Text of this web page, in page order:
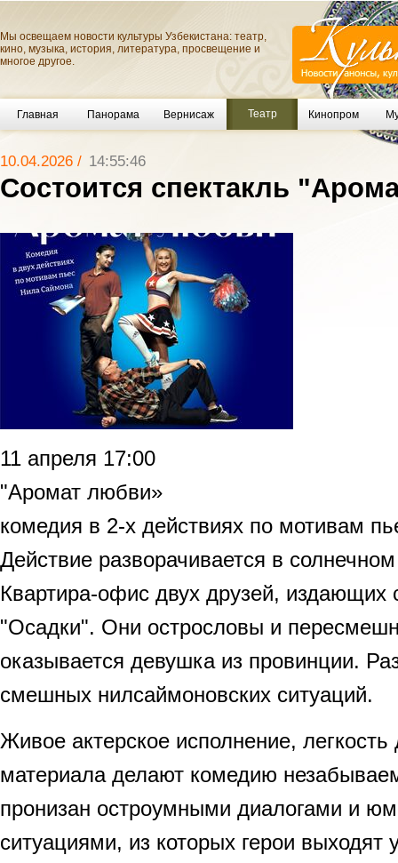
Мы освещаем новости культуры Узбекистана: театр,
кино, музыка, история, литература, просвещение и
многое другое.
Главная Панорама Вернисаж Театр Кинопром
10.04.2026 / 14:55:46
Состоится спектакль
11 апреля 17:00
"Аромат любви»
комедия в 2-х действиях по мотивам
Действие разворачивается в
Квартира-офис двух друзей, издающих
"Осадки". Они острословы и
оказывается девушка из провинции.
смешных нилсаймоновских ситуаций.
Живое актерское исполнение, легкость
материала делают комедию
пронизан остроумными диалогами и
ситуациями, из которых герои выходят